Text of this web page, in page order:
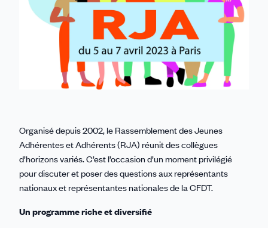
Organisé depuis 2002, le Rassemblement des Jeunes
Adhérentes et Adhérents (RJA) réunit des collègues
d’horizons variés. C’est l’occasion d’un moment privilégié
pour discuter et poser des questions aux représentants
nationaux et représentantes nationales de la CFDT.
Un programme riche et diversifié